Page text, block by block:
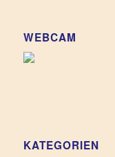
WEBCAM
KATEGORIEN